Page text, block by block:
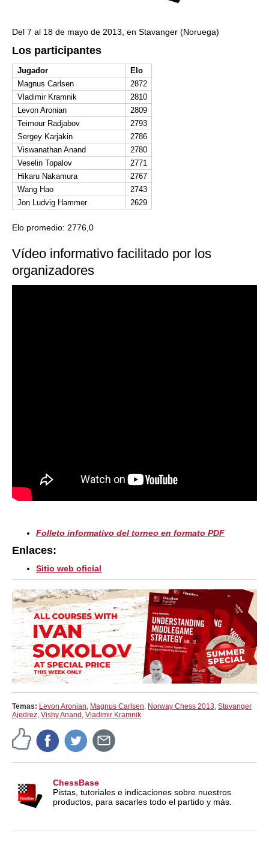
Del 7 al 18 de mayo de 2013, en Stavanger (Noruega)
Los participantes
Jugador
Elo
Magnus Carlsen
2872
Vladimir Kramnik
2810
Levon Aronian
2809
Teimour Radjabov
2793
Sergey Karjakin
2786
Viswanathan Anand
2780
Veselin Topalov
2771
Hikaru Nakamura
2767
Wang Hao
2743
Jon Ludvig Hammer
2629
Elo promedio: 2776,0
Vídeo informativo facilitado por los
organizadores
Folleto informativo del torneo en formato PDF
Enlaces:
Sitio web oficial
Temas: Levon Aronian, Magnus Carlsen, Norway Chess 2013, Stavanger
Ajedrez, Vishy Anand , Vladimir Kramnik
ChessBase
Pistas, tutoriales e indicaciones sobre nuestros
productos, para sacarles todo el partido y más.